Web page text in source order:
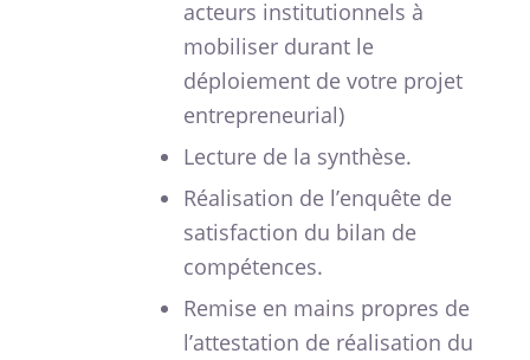
acteurs institutionnels à
mobiliser durant le
déploiement de votre projet
entrepreneurial)
Lecture de la synthèse.
Réalisation de l’enquête de
satisfaction du bilan de
compétences.
Remise en mains propres de
l’attestation de réalisation du